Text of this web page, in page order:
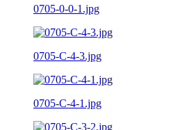
0705-0-0-1.jpg
0705-C-4-3.jpg
0705-C-4-1.jpg